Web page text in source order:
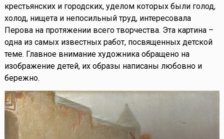
крестьянских и городских, уделом которых были голод,
холод, нищета и непосильный труд, интересовала
Перова на протяжении всего творчества. Эта картина –
одна из самых известных работ, посвященных детской
теме. Главное внимание художника обращено на
изображение детей, их образы написаны любовно и
бережно.